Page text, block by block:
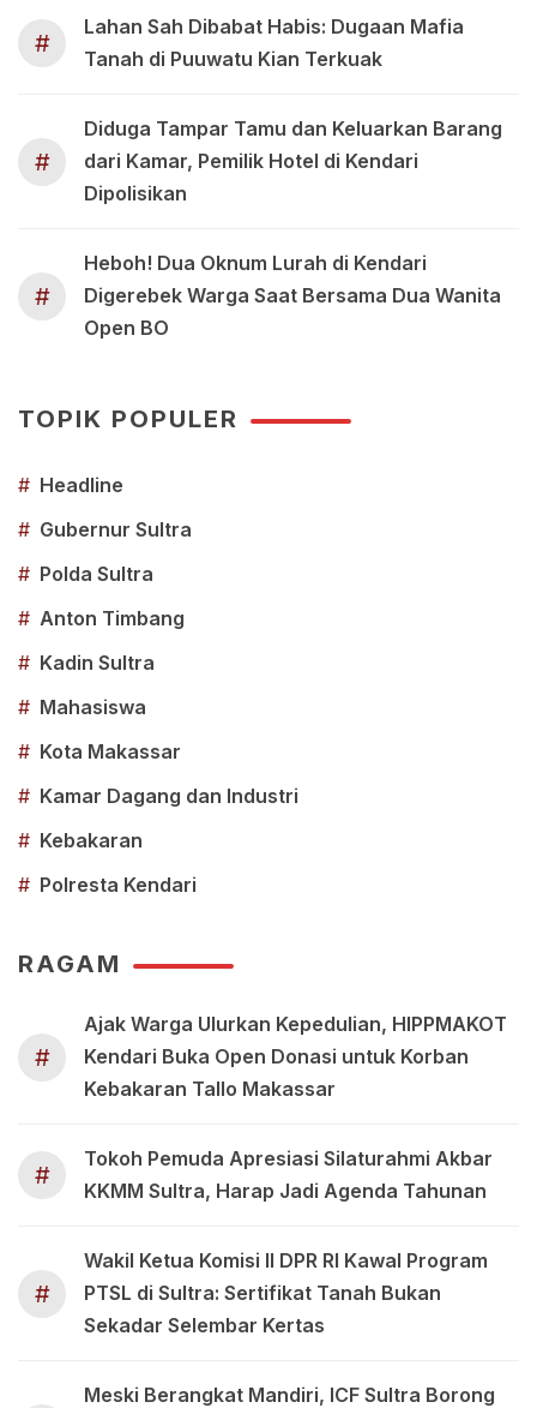
#
Lahan Sah Dibabat Habis: Dugaan Mafia
Tanah di Puuwatu Kian Terkuak
#
Diduga Tampar Tamu dan Keluarkan Barang
dari Kamar, Pemilik Hotel di Kendari
Dipolisikan
#
Heboh! Dua Oknum Lurah di Kendari
Digerebek Warga Saat Bersama Dua Wanita
Open BO
TOPIK POPULER
# Headline
# Gubernur Sultra
# Polda Sultra
# Anton Timbang
# Kadin Sultra
# Mahasiswa
# Kota Makassar
# Kamar Dagang dan Industri
# Kebakaran
# Polresta Kendari
RAGAM
#
Ajak Warga Ulurkan Kepedulian, HIPPMAKOT
Kendari Buka Open Donasi untuk Korban
Kebakaran Tallo Makassar
#
Tokoh Pemuda Apresiasi Silaturahmi Akbar
KKMM Sultra, Harap Jadi Agenda Tahunan
#
Wakil Ketua Komisi II DPR RI Kawal Program
PTSL di Sultra: Sertifikat Tanah Bukan
Sekadar Selembar Kertas
Meski Berangkat Mandiri, ICF Sultra Borong